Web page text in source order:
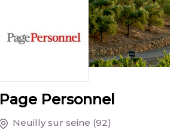
Page Personnel
Neuilly sur seine (92)